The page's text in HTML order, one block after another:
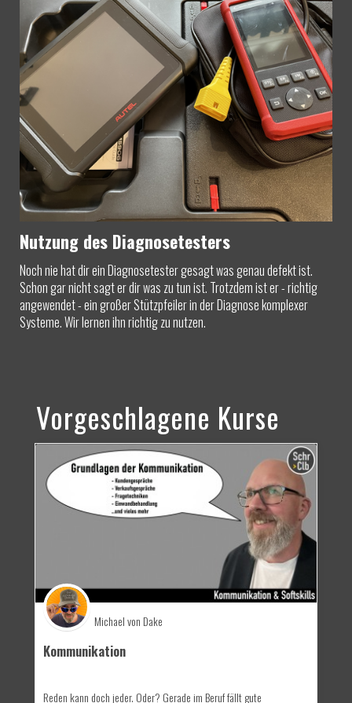
Nutzung des Diagnosetesters
Noch nie hat dir ein Diagnosetester gesagt was genau defekt ist.
Schon gar nicht sagt er dir was zu tun ist. Trotzdem ist er - richtig
angewendet - ein großer Stützpfeiler in der Diagnose komplexer
Systeme. Wir lernen ihn richtig zu nutzen.
Vorgeschlagene Kurse
Michael von Dake
Kommunikation
Reden kann doch jeder. Oder? Gerade im Beruf fällt gute